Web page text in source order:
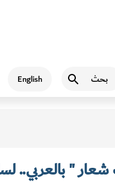
English
شعار " بالعربي..